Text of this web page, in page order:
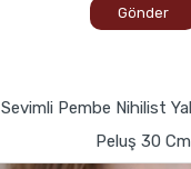
Gönder
Sevimli Pembe Nihilist
Peluş 30 Cm